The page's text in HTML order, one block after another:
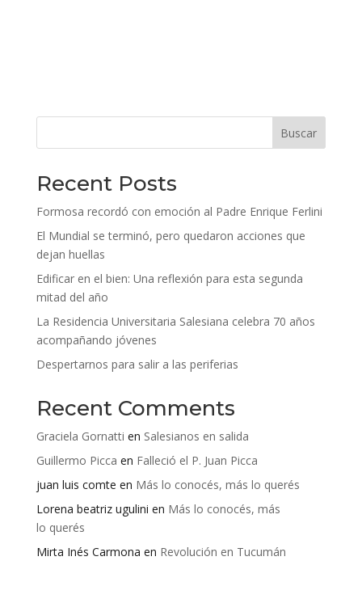
Buscar
Recent Posts
Formosa recordó con emoción al Padre Enrique Ferlini
El Mundial se terminó, pero quedaron acciones que
dejan huellas
Edificar en el bien: Una reflexión para esta segunda
mitad del año
La Residencia Universitaria Salesiana celebra 70 años
acompañando jóvenes
Despertarnos para salir a las periferias
Recent Comments
Graciela Gornatti en Salesianos en salida
Guillermo Picca en Falleció el P. Juan Picca
juan luis comte en Más lo conocés, más lo querés
Lorena beatriz ugulini en Más lo conocés, más
lo querés
Mirta Inés Carmona en Revolución en Tucumán